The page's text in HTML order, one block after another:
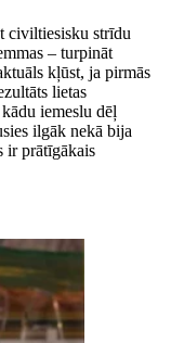
civiltiesisku strīdu
– turpināt
kļūst, ja pirmās
lietas
iemeslu dēļ
ilgāk nekā bija
ir prātīgākais